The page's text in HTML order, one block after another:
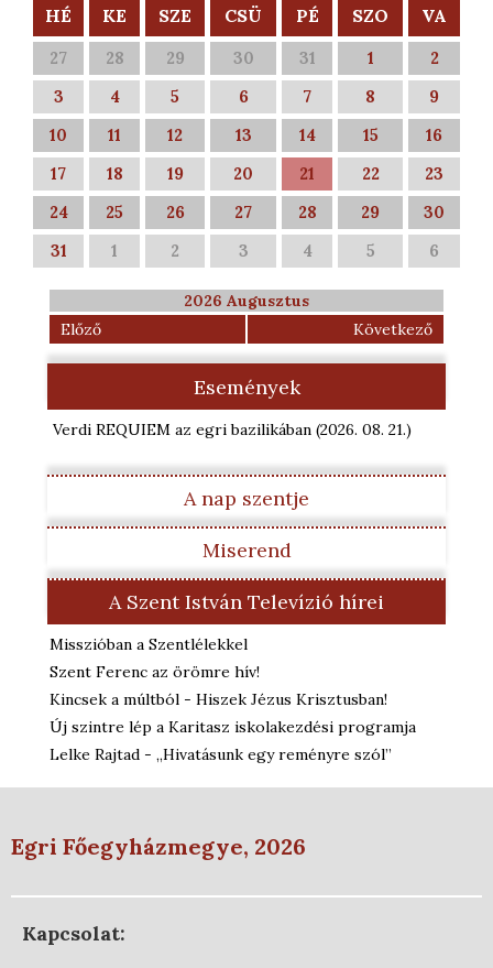
HÉ KE SZE CSÜ PÉ SZO VA
27 28 29 30 31 1
2
3
4 5 6 7 8
9
10
11 12 13 14 15
16
17
18 19 20 21 22
23
24
25 26 27 28 29
30
31
1 2 3 4 5 6
2026 Augusztus
Előző
Következő
Események
Verdi REQUIEM az egri bazilikában (2026. 08. 21.)
A nap szentje
Miserend
A Szent István Televízió hírei
Misszióban a Szentlélekkel
Szent Ferenc az örömre hív!
Kincsek a múltból - Hiszek Jézus Krisztusban!
Új szintre lép a Karitasz iskolakezdési programja
Lelke Rajtad - „Hivatásunk egy reményre szól”
Egri Főegyházmegye, 2026
Kapcsolat: